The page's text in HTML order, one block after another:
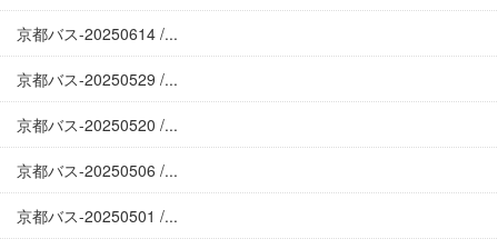
京都バス-20250614 /...
京都バス-20250529 /...
京都バス-20250520 /...
京都バス-20250506 /...
京都バス-20250501 /...